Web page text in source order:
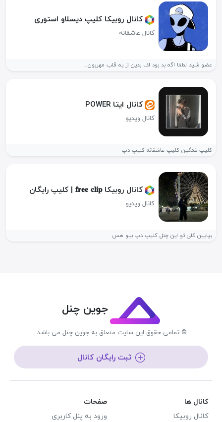
کانال روبیکا کلیپ دیسلاو استوری
کانال عاشقانه
عضو شید لطفا اگه بد بود لف بدین از یه قلب مهربون...
کانال ایتا POWER
کانال ویدیو
کلیپ غمگین کلیپ عاشقانه کلیپ دپ
کانال روبیکا 𝐟𝐫𝐞𝐞 𝐜𝐥𝐢𝐩 | کلیپ رایگان
کانال ویدیو
بیایین کلی تو این چنل کلیپ دپ بیو هس
جوین چنل
© تمامی حقوق این سایت متعلق به جوین چنل می باشد.
ثبت رایگان کانال
کانال ها
کانال روبیکا
صفحات
ورود به پنل کاربری